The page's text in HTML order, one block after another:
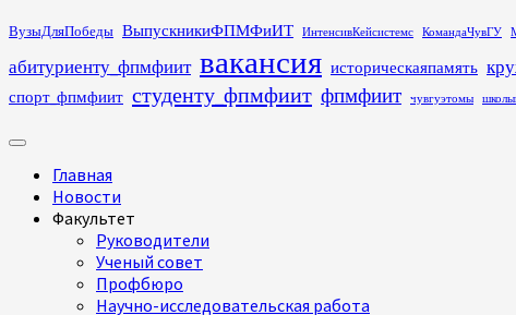
Перейти
содержимому
ВузыДляПобеды ВыпускникиФПМФиИТ ИнтенсивКейсистемс КомандаЧувГУ
абитуриенту_фпмфиит вакансия историческаяпамять
спорт_фпмфиит студенту_фпмфиит фпмфиит чувгуэтомы
Основное
Главная
Новости
Факультет
Руководители
Ученый совет
Профбюро
Научно-исследовательская работа